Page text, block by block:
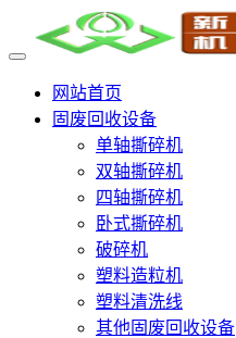
网站首页
固废回收设备
单轴撕碎机
双轴撕碎机
四轴撕碎机
卧式撕碎机
破碎机
塑料造粒机
塑料清洗线
其他固废回收设备